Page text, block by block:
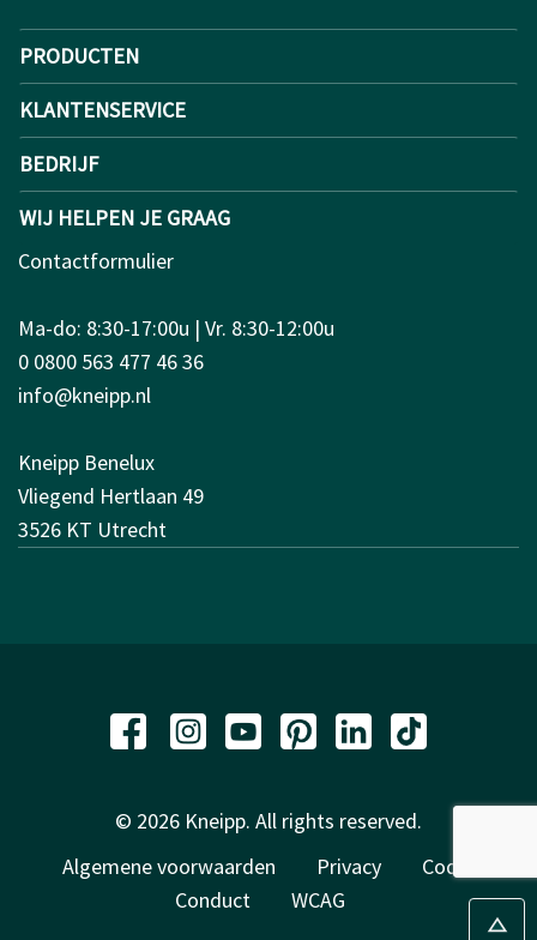
PRODUCTEN
KLANTENSERVICE
BEDRIJF
WIJ HELPEN JE GRAAG
Contactformulier
Ma-do: 8:30-17:00u | Vr. 8:30-12:00u
0 0800 563 477 46 36
info@kneipp.nl
Kneipp Benelux
Vliegend Hertlaan 49
3526 KT Utrecht
© 2026 Kneipp. All rights reserved.
Algemene voorwaarden
Privacy
Code of
Conduct
WCAG